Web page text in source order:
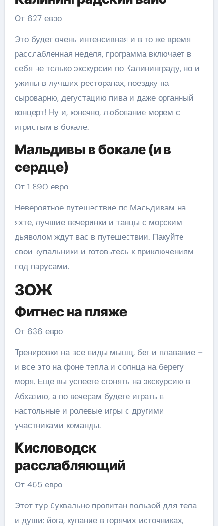
От 627 евро
Это будет очень интенсивная и в то же время
расслабленная неделя, программа включает в
себя не только экскурсии по Калининграду, но и
ужины в лучших ресторанах, поездку на
сыроварню, дегустацию пива и даже органный
концерт! Ну и, конечно, любование морем с
игристым в бокале.
Мальдивы в бокале (и в
сердце)
От 1 890 евро
Невероятное путешествие по Мальдивам на
яхте, лучшие вечеринки и танцы с морским
дьяволом ждут вас в путешествии. Пакуйте
свои купальники и готовьтесь к приключениям
под парусами.
ЗОЖ
Фитнес на пляже
От 636 евро
Тренировки на все виды мышц, бег и плавание –
и все это на фоне тепла и солнца на берегу
моря. Еще вы успеете сгонять на экскурсию в
Абхазию, а по вечерам будете играть в
настольные и ролевые игры с другими
участниками команды.
Кисловодск
расслабляющий
От 465 евро
Этот тур буквально пропитан пользой для тела
и души: йога, купание в горячих источниках,